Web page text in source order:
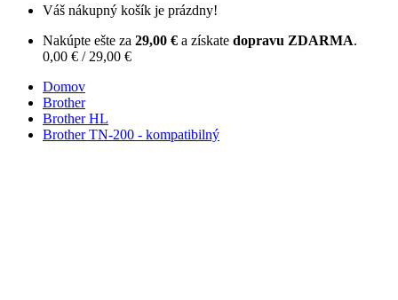
Váš nákupný košík je prázdny!
Nakúpte ešte za 29,00 € a získate dopravu ZDARMA.
0,00 € / 29,00 €
Domov
Brother
Brother HL
Brother TN-200 - kompatibilný